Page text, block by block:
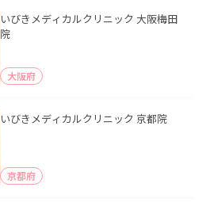
いびきメディカルクリニック 大阪梅田
院
大阪府
いびきメディカルクリニック 京都院
京都府